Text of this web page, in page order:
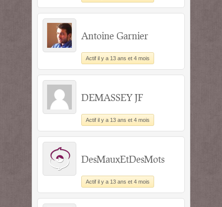
Antoine Garnier
Actif il y a 13 ans et 4 mois
DEMASSEY JF
Actif il y a 13 ans et 4 mois
DesMauxEtDesMots
Actif il y a 13 ans et 4 mois